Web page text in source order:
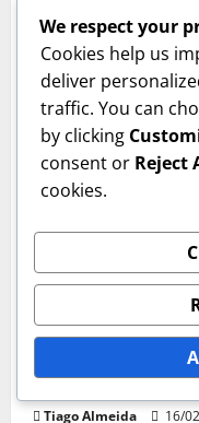
Pavilhões de Ténis
Climático, Opções
Tiago Almeida 16/
Campos Duro
Tratamento de
Tiago Almeida 16/
We respect your
Cookies help us
deliver
traffic. You can
by clicking
consent or Reject
cookies.